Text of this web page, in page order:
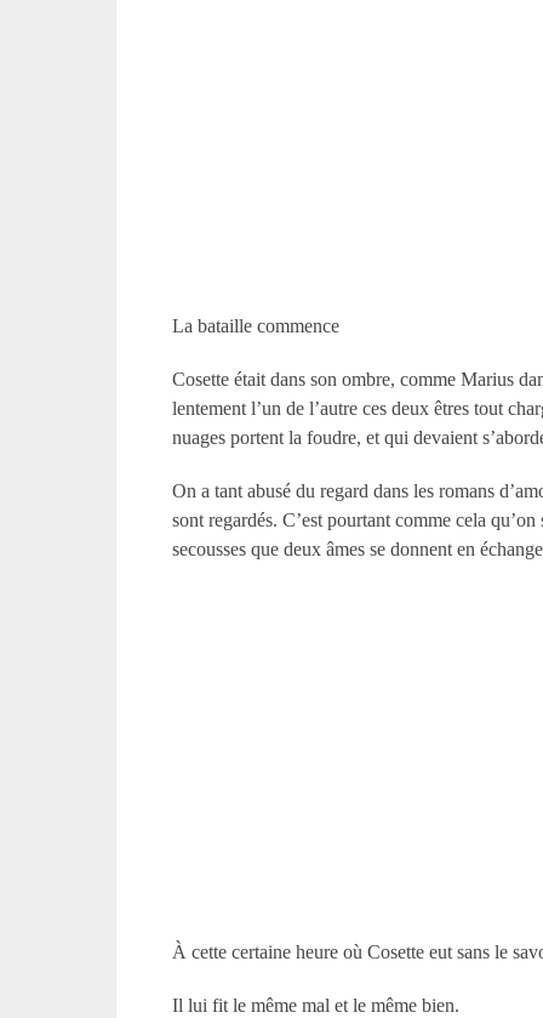
La bataille commence
Cosette était dans son ombre, comme Marius
lentement l’un de l’autre ces deux êtres tout
nuages portent la foudre, et qui devaient
On a tant abusé du regard dans les romans
sont regardés. C’est pourtant comme cela
secousses que deux âmes se donnent en
À cette certaine heure où Cosette eut sans le
Il lui fit le même mal et le même bien.